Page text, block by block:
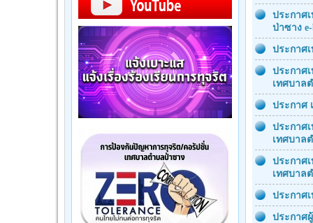
ประกาศ
ป่าซาง
ประกาศ
ประกาศ
เทศบาล
ประกาศ
ประกาศ
เทศบาล
ประกาศ
เทศบาล
ประกาศ
ประกาศ